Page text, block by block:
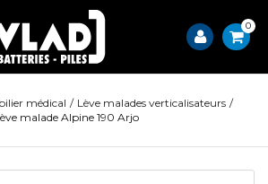
0
médical / Lève malades verticalisateurs /
malade Alpine 190 Arjo